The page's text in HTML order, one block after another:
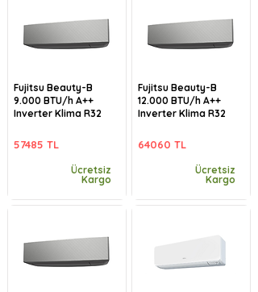
Fujitsu Beauty-B
9.000 BTU/h A++
Inverter Klima R32
57485 TL
Ücretsiz
Kargo
Fujitsu Beauty-B
12.000 BTU/h A++
Inverter Klima R32
64060 TL
Ücretsiz
Kargo